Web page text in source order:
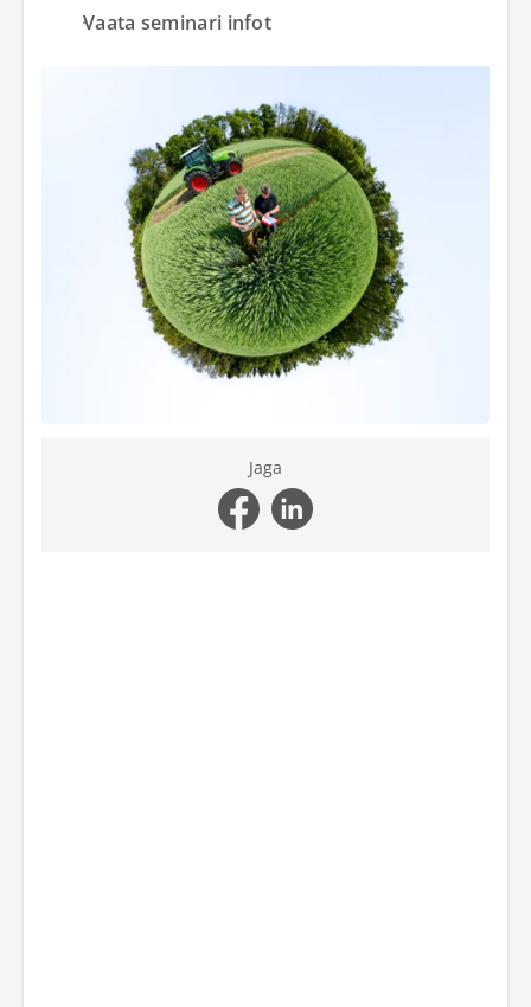
Vaata seminari infot
Jaga